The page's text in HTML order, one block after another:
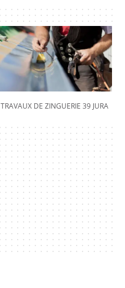
TRAVAUX DE ZINGUERIE 39 JURA